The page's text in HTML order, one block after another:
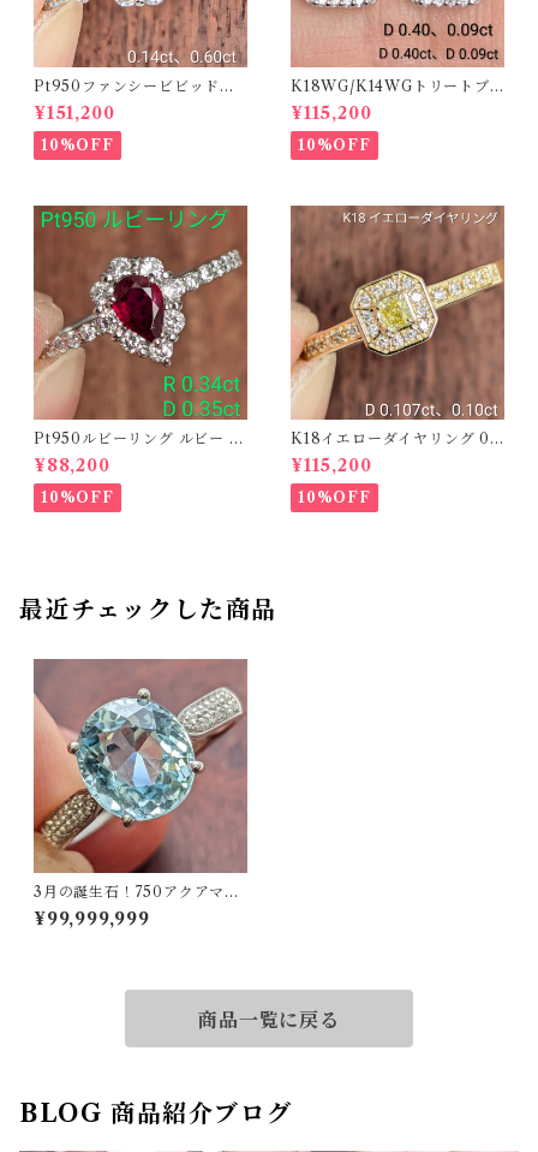
Pt950ファンシービビッドオ
レンジィイエローダイヤリン
グ D 0.144ct D 0.60ct【PR
O208782】
¥151,200
10%OFF
K18WG/K14WGトリートブ
ルーダイヤピアス 【PRO20
8939】
¥115,200
10%OFF
Pt950ルビーリング ルビー 0.
34ct ダイヤモンド 0.35ct【P
RO206885】
¥88,200
10%OFF
K18イエローダイヤリング 0.1
07ct D 0.10ct【PRO20878
1】
¥115,200
10%OFF
最近チェックした商品
3月の誕生石！750アクアマリ
ンリング 13.5号
¥99,999,999
商品一覧に戻る
BLOG 商品紹介ブログ